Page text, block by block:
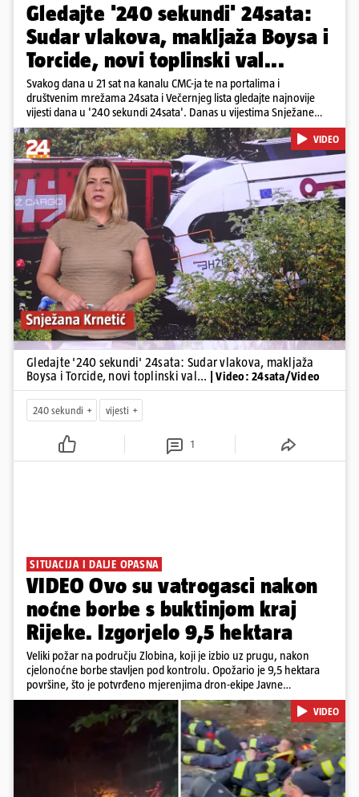
Gledajte '240 sekundi' 24sata:
Sudar vlakova, makljaža Boysa i
Torcide, novi toplinski val...
Svakog dana u 21 sat na kanalu CMC-ja te na portalima i
društvenim mrežama 24sata i Večernjeg lista gledajte najnovije
vijesti dana u '240 sekundi 24sata'. Danas u vijestima Snježane
Krnetić: Željeznička nesreća između kolodvora Sveti Ivan Žabno i
Gradec, masovna tučnjava Boysa i Torcide, prijeti nestašica vode
kraj Požege...
Pokretanje videa...
VIDEO
Gledajte '240 sekundi' 24sata: Sudar vlakova, makljaža
Boysa i Torcide, novi toplinski val...
| Video: 24sata/Video
240 sekundi vijesti
1
SITUACIJA I DALJE OPASNA
VIDEO Ovo su vatrogasci nakon
noćne borbe s buktinjom kraj
Rijeke. Izgorjelo 9,5 hektara
Veliki požar na području Zlobina, koji je izbio uz prugu, nakon
cjelonoćne borbe stavljen pod kontrolu. Opožario je 9,5 hektara
površine, što je potvrđeno mjerenjima dron-ekipe Javne
vatrogasne postrojbe grada Rijeke. Vatru je gasilo 55 ljudi sa 17
vozila te više DVD-ova i JVP Rijeka. Situacija je i dalje ozbiljna zbog
jakog vjetra koji povećava opasnost od razbuktavanja. Zato ostaju i
VIDEO